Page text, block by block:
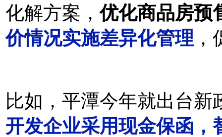
化解方案，优化商品房预
价情况实施差异化管理
比如，平潭今年就出台新
开发企业采用现金保函，